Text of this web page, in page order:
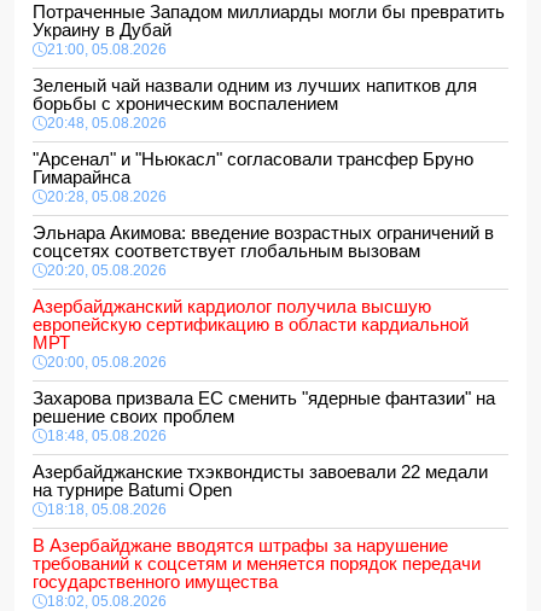
Потраченные Западом миллиарды могли бы превратить
Украину в Дубай
21:00, 05.08.2026
Зеленый чай назвали одним из лучших напитков для
борьбы с хроническим воспалением
20:48, 05.08.2026
"Арсенал" и "Ньюкасл" согласовали трансфер Бруно
Гимарайнса
20:28, 05.08.2026
Эльнара Акимова: введение возрастных ограничений в
соцсетях соответствует глобальным вызовам
20:20, 05.08.2026
Азербайджанский кардиолог получила высшую
европейскую сертификацию в области кардиальной
МРТ
20:00, 05.08.2026
Захарова призвала ЕС сменить "ядерные фантазии" на
решение своих проблем
18:48, 05.08.2026
Азербайджанские тхэквондисты завоевали 22 медали
на турнире Batumi Open
18:18, 05.08.2026
В Азербайджане вводятся штрафы за нарушение
требований к соцсетям и меняется порядок передачи
государственного имущества
18:02, 05.08.2026